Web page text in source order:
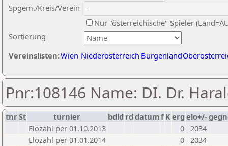
Sortierung
Spgem./Kreis/Verein
Nur "österreichische" Spieler
Vereinslisten:Wien Niederösterreich Burgenland
Pnr:108146 Name: DI. Dr.
tnrSt turnier bdld rd datumf Kerg elo+/-
Elozahl per 01.10.2013
0 2034
Elozahl per 01.01.2014
0 2034